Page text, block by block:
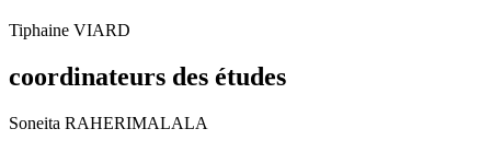
Tiphaine VIARD
coordinateurs des études
Soneita RAHERIMALALA